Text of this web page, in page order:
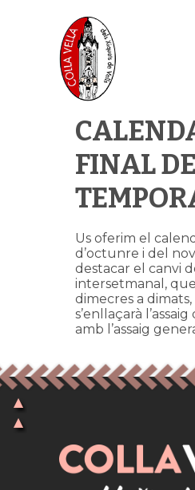
FINAL DE
Us oferim el
d’octunre i del
destacar el canvi
intersetmanal,
dimecres a
s’enllaçarà
amb l’assaig